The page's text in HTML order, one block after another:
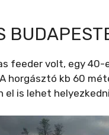
feeder volt, egy
horgásztó kb 60
el is lehet